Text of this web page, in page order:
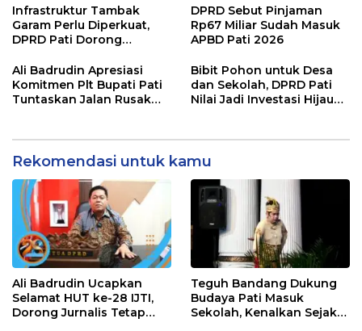
Infrastruktur Tambak
Garam Perlu Diperkuat,
DPRD Pati Dorong
Dukungan Lebih Serius
DPRD Sebut Pinjaman
Rp67 Miliar Sudah Masuk
APBD Pati 2026
Ali Badrudin Apresiasi
Komitmen Plt Bupati Pati
Tuntaskan Jalan Rusak
Bibit Pohon untuk Desa
dan Sekolah, DPRD Pati
Nilai Jadi Investasi Hijau
Rekomendasi untuk kamu
Ali Badrudin Ucapkan
Selamat HUT ke-28 IJTI,
Dorong Jurnalis Tetap
Teguh Bandang Dukung
Budaya Pati Masuk
Sekolah, Kenalkan Sejak